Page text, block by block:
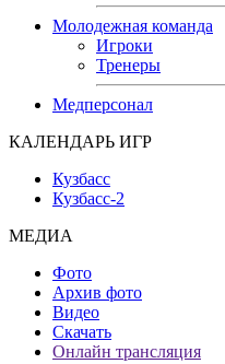
Молодежная команда
Игроки
Тренеры
Медперсонал
КАЛЕНДАРЬ ИГР
Кузбасс
Кузбасс-2
МЕДИА
Фото
Архив фото
Видео
Скачать
Онлайн трансляция